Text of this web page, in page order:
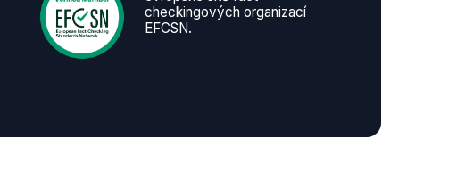
checkingových organizací
EFCSN.